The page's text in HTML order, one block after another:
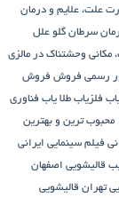
علت، علایم و درمان
سرطان گلو علل
مکانی وحشتناک در مالزی
رسمی فروش فروش
فلزیاب طلا یاب فناوری
فهرست ۱۰۰ محبوب ترین و بهترین
فیلم سینمایی ایرانی
قالیشویی اصفهان
تهران قالیشویی